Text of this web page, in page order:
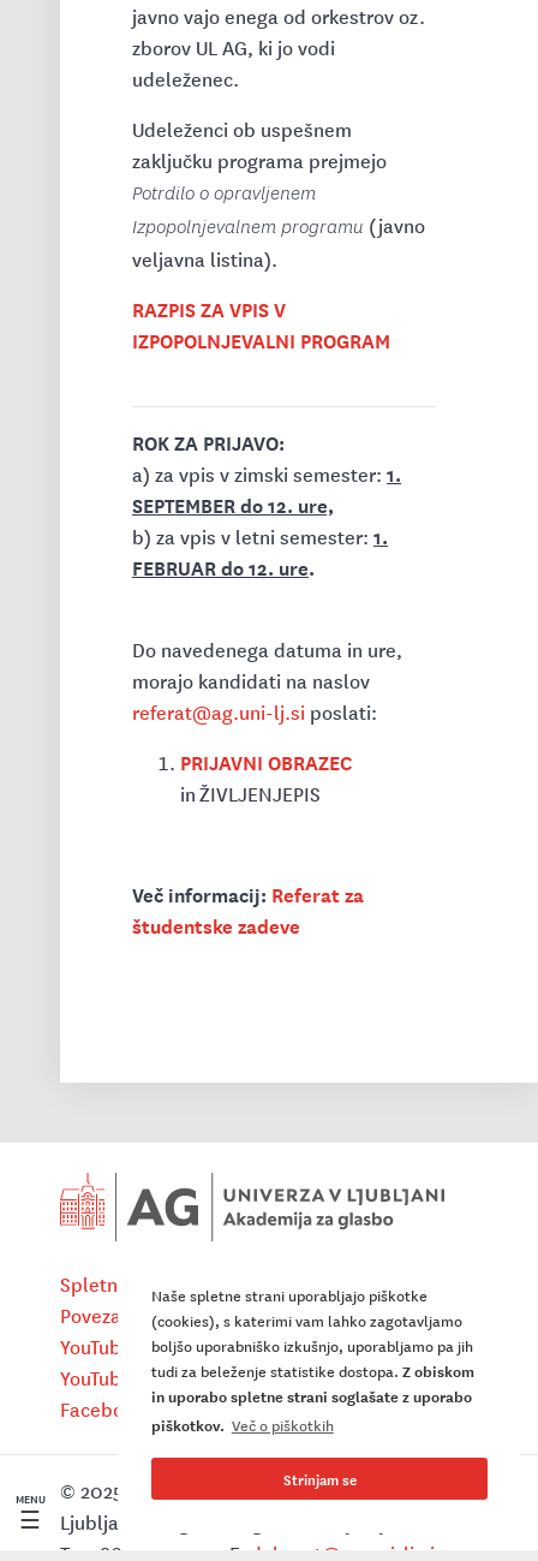
Naše spletne strani uporabljajo piškotke
(cookies), s katerimi vam lahko zagotavljamo
boljšo uporabniško izkušnjo, uporabljamo pa jih
tudi za beleženje statistike dostopa. Z obiskom
in uporabo spletne strani soglašate z uporabo
piškotkov. Več o piškotkih
Strinjam se
☰
javno vajo enega od orkestrov oz.
zborov UL AG, ki jo vodi
udeleženec.
Udeleženci ob uspešnem
zaključku programa prejmejo
Potrdilo o opravljenem
Izpopolnjevalnem programu (javno
veljavna listina).
RAZPIS ZA VPIS V
IZPOPOLNJEVALNI PROGRAM
ROK ZA PRIJAVO:
a) za vpis v zimski semester: 1.
SEPTEMBER do 12. ure,
b) za vpis v letni semester: 1.
FEBRUAR do 12. ure.
Do navedenega datuma in ure,
morajo kandidati na naslov
referat@ag.uni-lj.si poslati:
PRIJAVNI OBRAZEC
in ŽIVLJENJEPIS
Več informacij: Referat za
študentske zadeve
Spletna pošta
Povezave
YouTube (koncertni cikli UL AG)
YouTube (javni nastopi)
Facebook UL AG
Instagram UL AG
X UL AG
LinkedIn UL AG
Dostopnost in piškotki
© 2025 Akademija za glasbo Univerze v
Ljubljani, Kongresni trg 1, 1000 Ljubljana,
T: +386 1 2427 300, E:
dekanat@ag.uni-lj.si